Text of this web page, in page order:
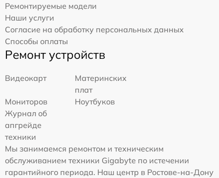
Ремонтируемые модели
Наши услуги
Согласие на обработку персональных данных
Способы оплаты
Ремонт устройств
Видеокарт
Материнских
плат
Мониторов
Ноутбуков
Журнал об
апгрейде
техники
Мы занимаемся ремонтом и техническим
обслуживанием техники Gigabyte по истечении
гарантийного периода. Наш центр в Ростове-на-Дону